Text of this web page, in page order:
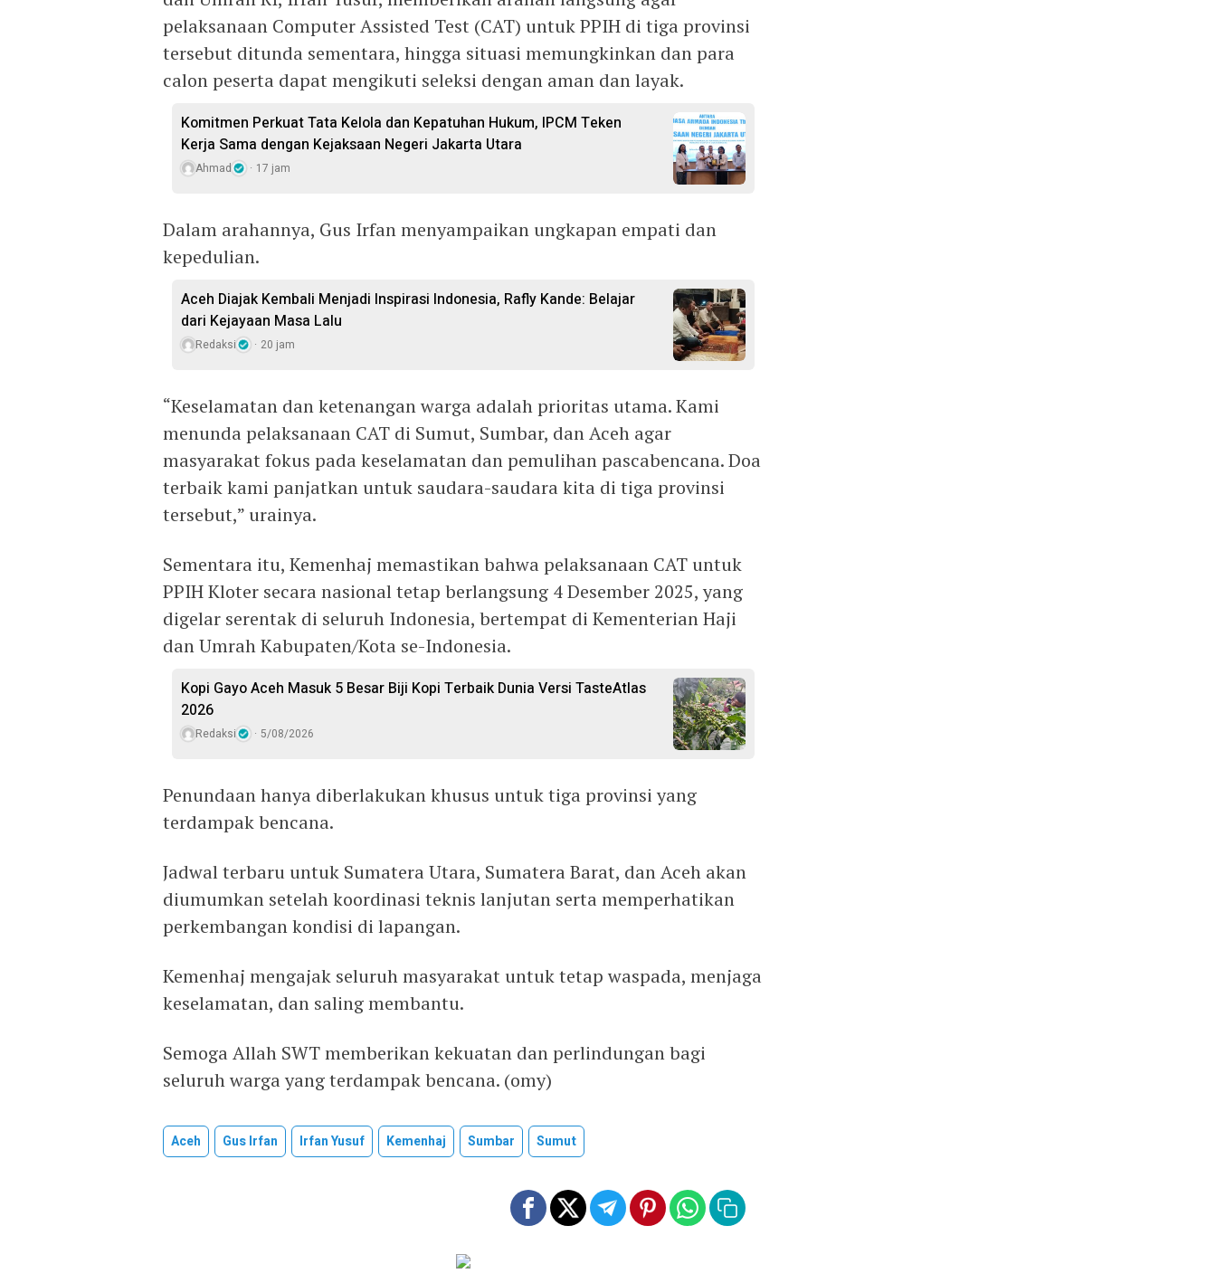
pelaksanaan Computer Assisted Test (CAT) untuk PPIH di tiga provinsi
tersebut ditunda sementara, hingga situasi memungkinkan dan para
calon peserta dapat mengikuti seleksi dengan aman dan layak.
Komitmen Perkuat Tata Kelola dan Kepatuhan Hukum, IPCM Teken
Kerja Sama dengan Kejaksaan Negeri Jakarta Utara
Ahmad 17 jam
Dalam arahannya, Gus Irfan menyampaikan ungkapan empati dan
kepedulian.
Aceh Diajak Kembali Menjadi Inspirasi Indonesia, Rafly Kande: Belajar
dari Kejayaan Masa Lalu
Redaksi 20 jam
“Keselamatan dan ketenangan warga adalah prioritas utama. Kami
menunda pelaksanaan CAT di Sumut, Sumbar, dan Aceh agar
masyarakat fokus pada keselamatan dan pemulihan pascabencana. Doa
terbaik kami panjatkan untuk saudara-saudara kita di tiga provinsi
tersebut,” urainya.
Sementara itu, Kemenhaj memastikan bahwa pelaksanaan CAT untuk
PPIH Kloter secara nasional tetap berlangsung 4 Desember 2025, yang
digelar serentak di seluruh Indonesia, bertempat di Kementerian Haji
dan Umrah Kabupaten/Kota se-Indonesia.
Kopi Gayo Aceh Masuk 5 Besar Biji Kopi Terbaik Dunia Versi TasteAtlas
2026
Redaksi 5/08/2026
Penundaan hanya diberlakukan khusus untuk tiga provinsi yang
terdampak bencana.
Jadwal terbaru untuk Sumatera Utara, Sumatera Barat, dan Aceh akan
diumumkan setelah koordinasi teknis lanjutan serta memperhatikan
perkembangan kondisi di lapangan.
Kemenhaj mengajak seluruh masyarakat untuk tetap waspada, menjaga
keselamatan, dan saling membantu.
Semoga Allah SWT memberikan kekuatan dan perlindungan bagi
seluruh warga yang terdampak bencana. (omy)
Aceh Gus Irfan Irfan Yusuf Kemenhaj Sumbar Sumut